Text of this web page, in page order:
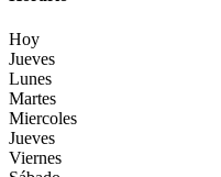
Hoy
Jueves
Lunes
Martes
Miercoles
Jueves
Viernes